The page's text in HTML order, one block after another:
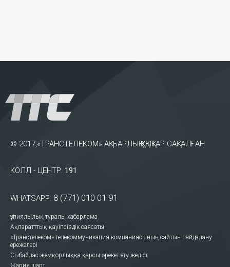
© 2017,«ТРАНСТЕЛЕКОМ» АҚ. БАРЛЫҚ ҚҰҚЫҚТАР САҚТАЛҒАН
КОЛЛ - ЦЕНТР: 191
WHATSAPP: 8 (771) 010 01 91
Құпиялылық туралы хабарлама
Ақпаратттық қауіпсіздік саясаты
«Транстелеком» телекоммуникация компаниясының сайтын пайдалану
ережелері
Сыбайлас жемқорлыққа қарсы әрекет ету желісі
Жария шарт